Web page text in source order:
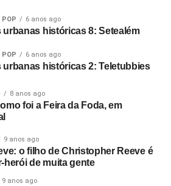
POP 6 anos ago
urbanas históricas 8: Setealém
POP 6 anos ago
urbanas históricas 2: Teletubbies
8 anos ago
foi a Feira da Foda, em
9 anos ago
o filho de Christopher Reeve é
herói de muita gente
9 anos ago